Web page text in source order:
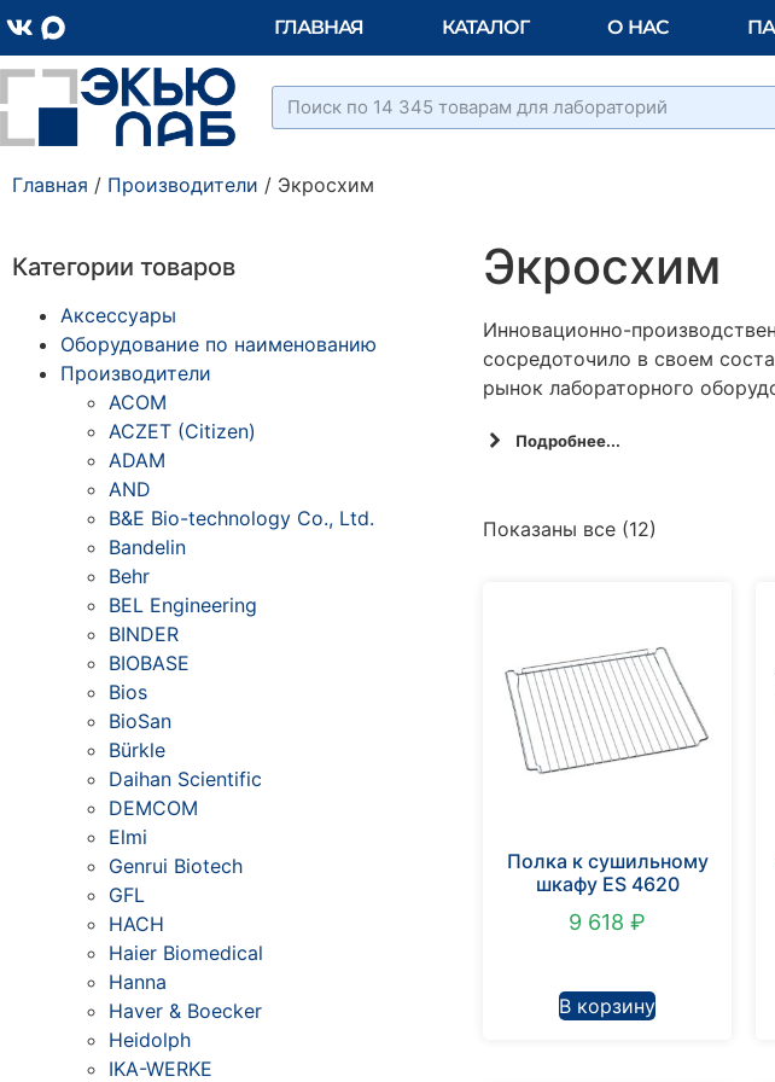
ГЛАВНАЯ КАТАЛОГ О НАС
Главная / Производители / Экросхим
Категории товаров
Аксессуары
Оборудование по наименованию
Производители
ACOM
ACZET (Citizen)
ADAM
AND
B&E Bio-technology Co., Ltd.
Bandelin
Behr
BEL Engineering
BINDER
BIOBASE
Bios
BioSan
Bürkle
Daihan Scientific
DEMCOM
Elmi
Genrui Biotech
GFL
HACH
Haier Biomedical
Hanna
Haver & Boecker
Heidolph
IKA-WERKE
Экросхим
Инновационно-
сосредоточило в своем
рынок лабораторного
Подробнее...
Показаны все (12)
Полка к сушильному
шкафу ES 4620
9 618₽
В корзину